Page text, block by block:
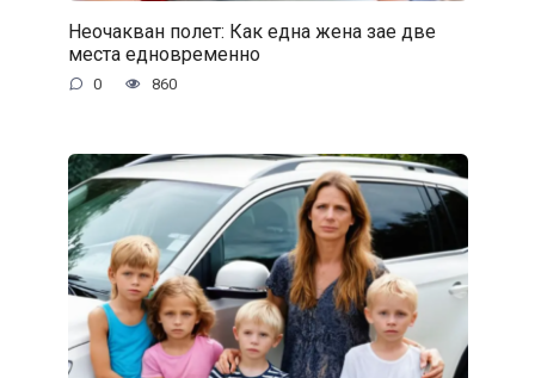
Неочакван полет: Как една жена зае две
места едновременно
0 860